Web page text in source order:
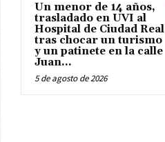
Un menor de 14 años,
trasladado en UVI al
Hospital de Ciudad Real
tras chocar un turismo
y un patinete en la calle
Juan...
5 de agosto de 2026